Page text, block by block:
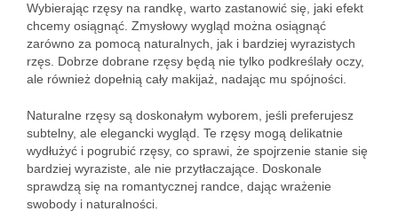
Wybierając rzęsy na randkę, warto zastanowić się, jaki efekt
chcemy osiągnąć. Zmysłowy wygląd można osiągnąć
zarówno za pomocą naturalnych, jak i bardziej wyrazistych
rzęs. Dobrze dobrane rzęsy będą nie tylko podkreślały oczy,
ale również dopełnią cały makijaż, nadając mu spójności.
Naturalne rzęsy są doskonałym wyborem, jeśli preferujesz
subtelny, ale elegancki wygląd. Te rzęsy mogą delikatnie
wydłużyć i pogrubić rzęsy, co sprawi, że spojrzenie stanie się
bardziej wyraziste, ale nie przytłaczające. Doskonale
sprawdzą się na romantycznej randce, dając wrażenie
swobody i naturalności.